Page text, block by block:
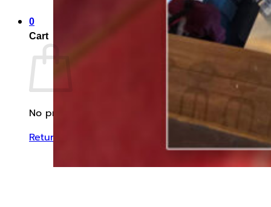
0
Cart
No products in the cart.
Return to shop